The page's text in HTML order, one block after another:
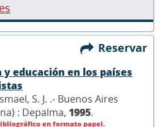
Reservar
y educación en los países
S. J. .- Buenos Aires
: Depalma, 1995.
en formato papel.